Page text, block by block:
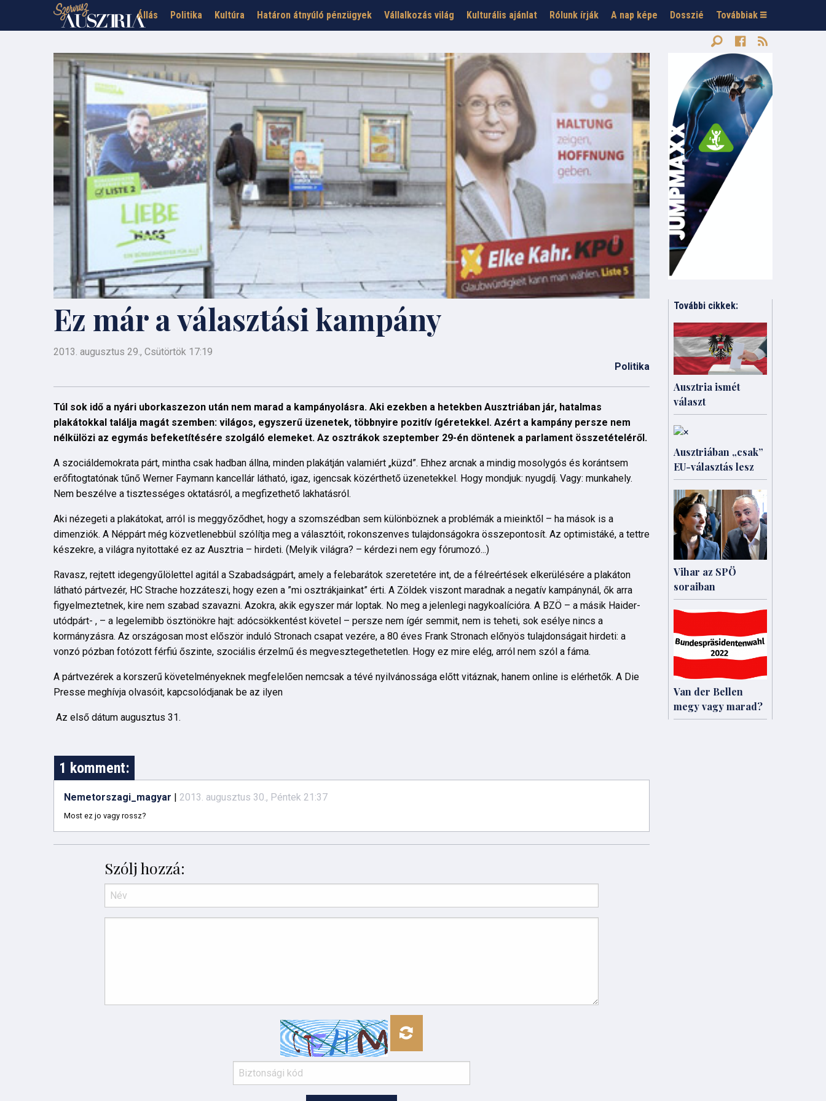
Állás Politika Kultúra Határon átnyúló pénzügyek Vállalkozás világ Kulturális ajánlat Rólunk írják A nap képe Dosszié Továbbiak
Ez már a választási kampány
2013. augusztus 29., Csütörtök 17:19
Politika
Túl sok idő a nyári uborkaszezon után nem marad a kampányolásra. Aki ezekben a hetekben Ausztriában jár, hatalmas
plakátokkal találja magát szemben: világos, egyszerű üzenetek, többnyire pozitív ígéretekkel. Azért a kampány persze nem
nélkülözi az egymás befeketítésére szolgáló elemeket. Az osztrákok szeptember 29-én döntenek a parlament összetételéről.
A szociáldemokrata párt, mintha csak hadban állna, minden plakátján valamiért „küzd”. Ehhez arcnak a mindig mosolygós és korántsem
erőfitogtatónak tűnő Werner Faymann kancellár látható, igaz, igencsak közérthető üzenetekkel. Hogy mondjuk: nyugdíj. Vagy: munkahely.
Nem beszélve a tisztességes oktatásról, a megfizethető lakhatásról.
Aki nézegeti a plakátokat, arról is meggyőződhet, hogy a szomszédban sem különböznek a problémák a mieinktől – ha mások is a
dimenziók. A Néppárt még közvetlenebbül szólítja meg a választóit, rokonszenves tulajdonságokra összepontosít. Az optimistáké, a tettre
készekre, a világra nyitottaké ez az Ausztria – hirdeti. (Melyik világra? – kérdezi nem egy fórumozó...)
Ravasz, rejtett idegengyűlölettel agitál a Szabadságpárt, amely a felebarátok szeretetére int, de a félreértések elkerülésére a plakáton
látható pártvezér, HC Strache hozzáteszi, hogy ezen a ”mi osztrákjainkat” érti. A Zöldek viszont maradnak a negatív kampánynál, ők arra
figyelmeztetnek, kire nem szabad szavazni. Azokra, akik egyszer már loptak. No meg a jelenlegi nagykoalícióra. A BZÖ – a másik Haider-
utódpárt- , – a legelemibb ösztönökre hajt: adócsökkentést követel – persze nem ígér semmit, nem is teheti, sok esélye nincs a
kormányzásra. Az országosan most először induló Stronach csapat vezére, a 80 éves Frank Stronach előnyös tulajdonságait hirdeti: a
vonzó pózban fotózott férfiú őszinte, szociális érzelmű és megvesztegethetetlen. Hogy ez mire elég, arról nem szól a fáma.
A pártvezérek a korszerű követelményeknek megfelelően nemcsak a tévé nyilvánossága előtt vitáznak, hanem online is elérhetők. A Die
Presse meghívja olvasóit, kapcsolódjanak be az ilyen
Az első dátum augusztus 31.
1 komment:
Nemetorszagi_magyar | 2013. augusztus 30., Péntek 21:37
Most ez jo vagy rossz?
Szólj hozzá:
További cikkek:
Ausztria ismét
választ
Ausztriában „csak”
EU-választás lesz
Vihar az SPÖ
soraiban
Van der Bellen
megy vagy marad?